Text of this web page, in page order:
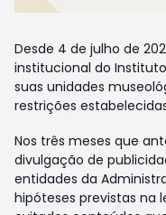
Desde 4 de julho de
institucional do
suas unidades
restrições
Nos três meses que
divulgação de
entidades da
hipóteses previstas na